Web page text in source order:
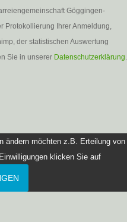
Göggingen-
Protokollierung Ihrer Anmeldung,
der statistischen Auswertung
Sie in unserer Datenschutzerklärung.
ändern möchten z.B. Erteilung von
klicken Sie auf